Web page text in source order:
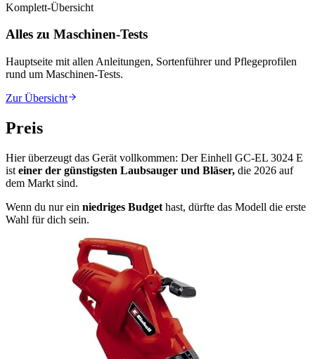
Komplett-Übersicht
Alles zu Maschinen-Tests
Hauptseite mit allen Anleitungen, Sortenführer und Pflegeprofilen
rund um Maschinen-Tests.
Zur Übersicht
Preis
Hier überzeugt das Gerät vollkommen: Der Einhell GC-EL 3024 E
ist einer der günstigsten Laubsauger und Bläser, die 2026 auf
dem Markt sind.
Wenn du nur ein niedriges Budget hast, dürfte das Modell die erste
Wahl für dich sein.